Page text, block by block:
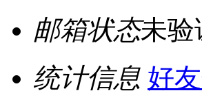
邮箱状态未验
统计信息 好